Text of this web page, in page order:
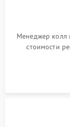
Менеджер колл
стоимости